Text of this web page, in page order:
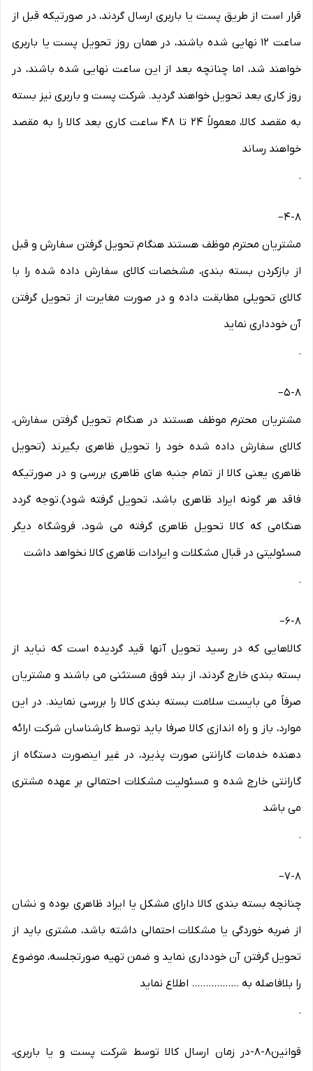
قرار است از طریق پست یا باربری ارسال گردند، در صورتیکه قبل از
ساعت ۱۲ نهایی شده باشند، در همان روز تحویل پست یا باربری
خواهند شد، اما چنانچه بعد از این ساعت نهایی شده باشند، در
روز کاری بعد تحویل خواهند گردید. شرکت پست و باربری نیز بسته
به مقصد کالا، معمولاً ۲۴ تا ۴۸ ساعت کاری بعد کالا را به مقصد
خواهند رساند
.
۴-۸–
مشتریان محترم موظف هستند هنگام تحویل گرفتن سفارش و قبل
از بازکردن بسته بندی، مشخصات کالای سفارش داده شده را با
کالای تحویلی مطابقت داده و در صورت مغایرت از تحویل گرفتن
آن خودداری نماید
.
۵-۸–
مشتریان محترم موظف هستند در هنگام تحویل گرفتن سفارش،
کالای سفارش داده شده خود را تحویل ظاهری بگیرند (تحویل
ظاهری یعنی کالا از تمام جنبه های ظاهری بررسی و در صورتیکه
فاقد هر گونه ایراد ظاهری باشد، تحویل گرفته شود).توجه گردد
هنگامی که کالا تحویل ظاهری گرفته می شود، فروشگاه دیگر
مسئولیتی در قبال مشکلات و ایرادات ظاهری کالا نخواهد داشت
.
۶-۸–
کالاهایی که در رسید تحویل آنها قید گردیده است که نباید از
بسته بندی خارج گردند، از بند فوق مستثنی می باشند و مشتریان
صرفاً می بایست سلامت بسته بندی کالا را بررسی نمایند. در این
موارد، باز و راه اندازی کالا صرفا باید توسط کارشناسان شرکت ارائه
دهنده خدمات گارانتی صورت پذیرد، در غیر اینصورت دستگاه از
گارانتی خارج شده و مسئولیت مشکلات احتمالی بر عهده مشتری
می باشد
.
۷-۸–
چنانچه بسته بندی کالا دارای مشکل یا ایراد ظاهری بوده و نشان
از ضربه خوردگی یا مشکلات احتمالی داشته باشد، مشتری باید از
تحویل گرفتن آن خودداری نماید و ضمن تهیه صورتجلسه، موضوع
را بلافاصله به ................. اطلاع نماید
.
قوانین۸-۸-در زمان ارسال کالا توسط شرکت پست و یا باربری،